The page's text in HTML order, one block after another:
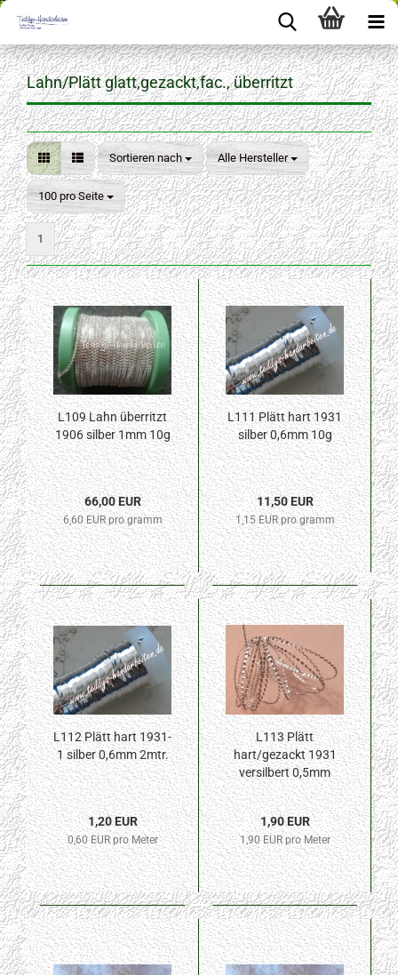
Lahn/Plätt glatt,gezackt,fac., überritzt
Sortieren nach
Sortieren nach Alle Hersteller
100 pro Seite
pro Seite
1
L109 Lahn überritzt
1906 silber 1mm 10g
66,00 EUR
6,60 EUR pro gramm
L111 Plätt hart 1931
silber 0,6mm 10g
11,50 EUR
1,15 EUR pro gramm
L112 Plätt hart 1931-
1 silber 0,6mm 2mtr.
1,20 EUR
0,60 EUR pro Meter
L113 Plätt
hart/gezackt 1931
versilbert 0,5mm
1mtr.
1,90 EUR
1,90 EUR pro Meter